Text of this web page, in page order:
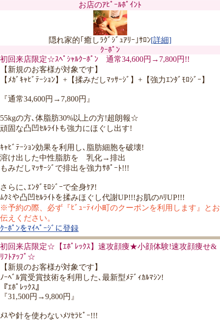
お店のｱﾋﾟｰﾙﾎﾟｲﾝﾄ
隠れ家的｢癒しﾗｸﾞｼﾞｭｱﾘｰ｣ｻﾛﾝ[詳細]
ｸｰﾎﾟﾝ
初回来店限定☆ｽﾍﾟｼｬﾙｸｰﾎﾟﾝ 通常34,600円→7,800円!!
【新規のお客様が対象です】
【ﾒｶﾞｷｬﾋﾞﾃｰｼｮﾝ】+【揉みだしﾏｯｻｰｼﾞ】+【強力ｴﾝﾀﾞﾓﾛｼﾞｰ】
『通常34,600円→7,800円』
55kgの方､体脂肪30%以上の方!超朗報☆
頑固な凸凹ｾﾙﾗｲﾄも強力にほぐし出す!
ｷｬﾋﾞﾃｰｼｮﾝ効果を利用し､脂肪細胞を破壊!
溶け出した中性脂肪を 乳化→排出
もみだしﾏｯｻｰｼﾞで排出を強力ｻﾎﾟｰﾄ!!!
さらに､ｴﾝﾀﾞﾓﾛｼﾞｰで全身ｹｱ!
ﾑｸﾐや凸凹ｾﾙﾗｲﾄを揉みほぐし代謝UP!!!お肌のﾊﾘUP!!!
※予約の際、必ず『ﾋﾞｭｰﾃｨ小町のクーポンを利用します』とお
伝えください。
ｸｰﾎﾟﾝをﾏｲﾍﾟｰｼﾞに登録
初回来店限定☆【ｴﾎﾟﾚｯｸｽ】速攻顔痩★小顔体験!速攻顔痩せ&
ﾘﾌﾄｱｯﾌﾟ☆
【新規のお客様が対象です】
ﾉｰﾍﾞﾙ賞受賞技術を利用した､最新型ﾒﾃﾞｨｶﾙﾏｼﾝ!
『ｴﾎﾟﾚｯｸｽ』
『31,500円→9,800円』
ﾒｽや針を使わないﾒｿｾﾗﾋﾟｰ!!!